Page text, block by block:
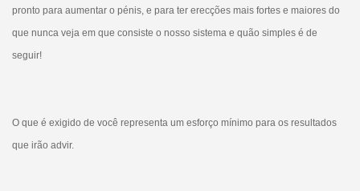
pronto para aumentar o pénis, e para ter erecções mais fortes e maiores do
que nunca veja em que consiste o nosso sistema e quão simples é de
seguir!
O que é exigido de você representa um esforço mínimo para os resultados
que irão advir.